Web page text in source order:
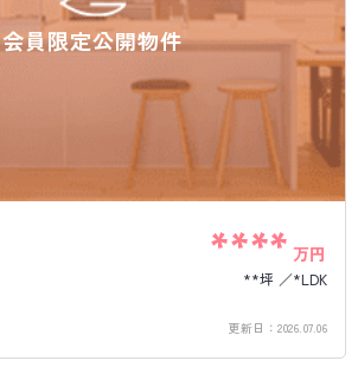
会員限定公開物件
**** 万円
**坪
*LDK
更新日： 2026.07.06